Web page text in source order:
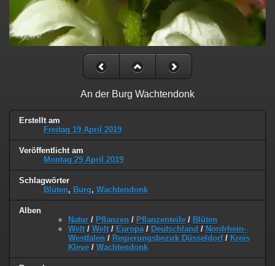
An der Burg Wachtendonk
Erstellt am
Freitag 19 April 2019
Veröffentlicht am
Montag 29 April 2019
Schlagwörter
Blüten, Burg, Wachtendonk
Alben
Natur / Pflanzen / Pflanzenteile / Blüten
Welt / Welt / Europa / Deutschland / Nordrhein-
Westfalen / Regierungsbezirk Düsseldorf/ Kreis
Kleve / Wachtendonk